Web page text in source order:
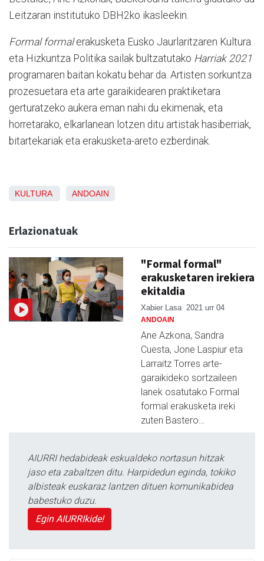
Leitzaran institutuko DBH2ko ikasleekin.
Formal formalerakusketa Eusko Jaurlaritzaren Kultura
eta Hizkuntza Politika sailak bultzatutako Harriak 2021
programaren baitan kokatu behar da. Artisten sorkuntza
prozesuetara eta arte garaikidearen praktiketara
gerturatzeko aukera eman nahi du ekimenak, eta
horretarako, elkarlanean lotzen ditu artistak hasiberriak,
bitartekariak eta erakusketa-areto ezberdinak.
KULTURA ANDOAIN
Erlazionatuak
"Formal formal"
erakusketaren irekiera
ekitaldia
Xabier Lasa 2021 urr 04
ANDOAIN
Ane Azkona, Sandra
Cuesta, Jone Laspiur eta
Larraitz Torres arte-
garaikideko sortzaileen
lanek osatutako Formal
formal erakusketa ireki
zuten Bastero…
AIURRI hedabideak eskualdeko nortasun hitzak
jaso eta zabaltzen ditu. Harpidedun eginda, tokiko
albisteak euskaraz lantzen dituen komunikabidea
babestuko duzu.
Egin AIURRIkide!